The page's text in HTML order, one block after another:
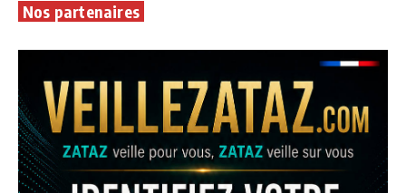
Nos partenaires